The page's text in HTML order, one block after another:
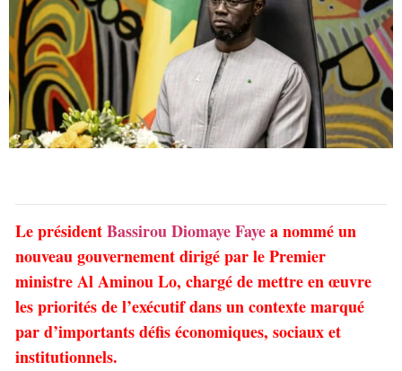
Le présidentBassirou Diomaye Fayea nommé un
nouveau gouvernement dirigé par le Premier
ministre Al Aminou Lo, chargé de mettre en œuvre
les priorités de l’exécutif dans un contexte marqué
par d’importants défis économiques, sociaux et
institutionnels.